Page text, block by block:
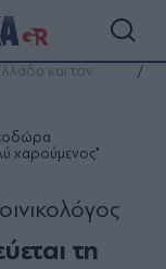
και τον
χαρούμενος"
τη